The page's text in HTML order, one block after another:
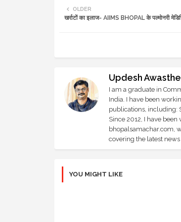
OLDER
खर्राटों का इलाज- AIIMS BHOPAL के पल्मोनरी
Updesh
I am a graduate in
India. I have been
publications, including:
Since 2012, I have
bhopalsamachar.com,
covering the latest
YOU MIGHT LIKE